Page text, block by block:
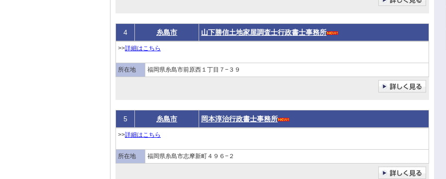
4 糸島市 山下勝信土地家屋調査士行政書士事務所
>>詳細はこちら
所在地 福岡県糸島市前原西１丁目７−３９
5 糸島市 岡本淳治行政書士事務所
>>詳細はこちら
所在地 福岡県糸島市志摩新町４９６−２